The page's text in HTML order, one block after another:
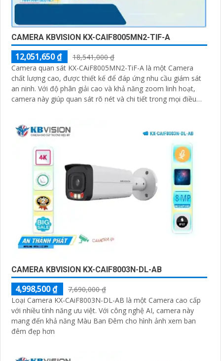
CAMERA KBVISION KX-CAIF8005MN2-TIF-A
12,051,650 ₫
18,541,000 ₫
Camera quan sát KX-CAiF8005MN2-TiF-A là một Camera
chất lượng cao, được thiết kế để đáp ứng nhu cầu giám sát
an ninh. Với độ phân giải cao và khả năng zoom linh hoạt,
camera này giúp quan sát rõ nét và chi tiết trong mọi điều
CAMERA KBVISION KX-CAIF8003N-DL-AB
4,998,500 ₫
7,690,000 ₫
Loại Camera KX-CAiF8003N-DL-AB là một Camera cao cấp
với nhiều tính năng ưu việt. Với công nghệ AI, camera này
mang đến khả năng Màu Ban Đêm cho hình ảnh xem ban
đêm đẹp hơn